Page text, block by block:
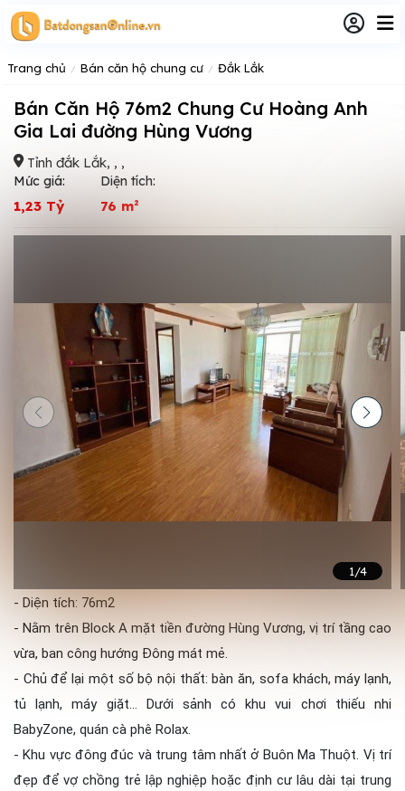
Trang chủ Bán căn hộ chung cư Đắk Lắk
Bán Căn Hộ 76m2 Chung Cư Hoàng Anh
Gia Lai đường Hùng Vương
Tỉnh đắk Lắk, , ,
Mức giá:
1,23 Tỷ
Diện tích:
76 m²
1/4
- Diện tích: 76m2
- Nằm trên Block A mặt tiền đường Hùng Vương, vị trí tầng cao
vừa, ban công hướng Đông mát mẻ.
- Chủ để lại một số bộ nội thất: bàn ăn, sofa khách, máy lạnh,
tủ lạnh, máy giặt... Dưới sảnh có khu vui chơi thiếu nhi
BabyZone, quán cà phê Rolax.
- Khu vực đông đúc và trung tâm nhất ở Buôn Ma Thuột. Vị trí
đẹp để vợ chồng trẻ lập nghiệp hoặc định cư lâu dài tại trung